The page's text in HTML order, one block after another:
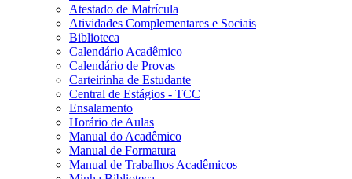
Atestado de Matrícula
Atividades Complementares e Sociais
Biblioteca
Calendário Acadêmico
Calendário de Provas
Carteirinha de Estudante
Central de Estágios - TCC
Ensalamento
Horário de Aulas
Manual do Acadêmico
Manual de Formatura
Manual de Trabalhos Acadêmicos